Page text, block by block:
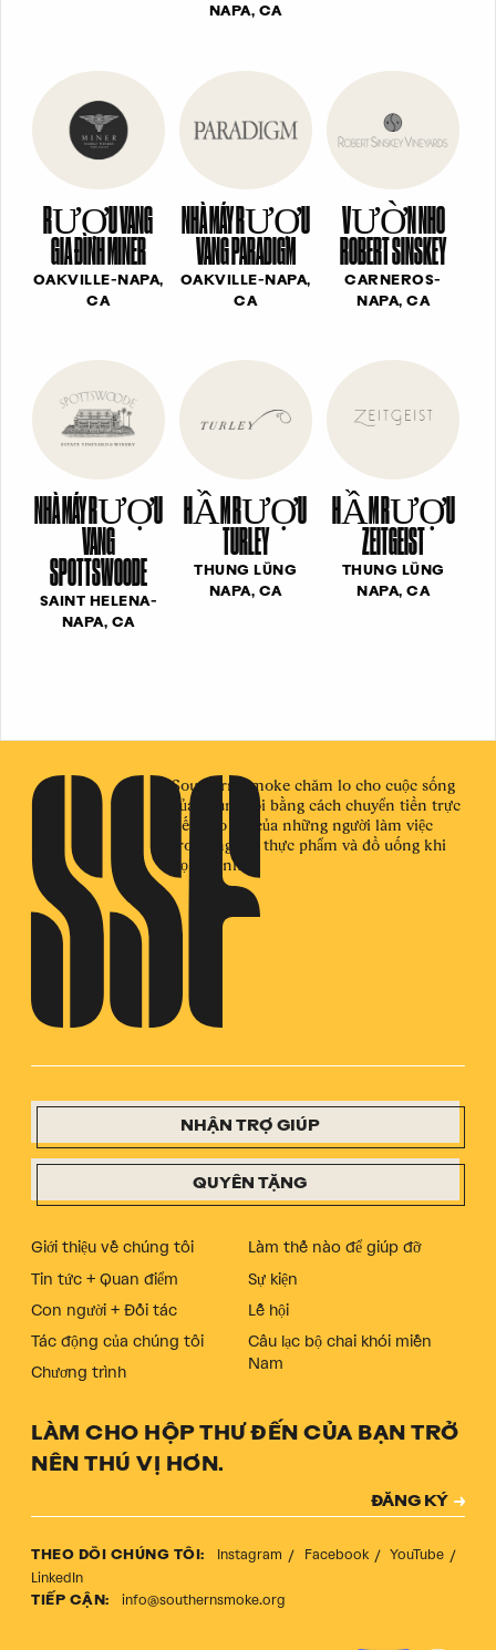
NAPA, CA
RƯỢU VANG
GIA ĐÌNH MINER
OAKVILLE-NAPA,
CA
NHÀ MÁY RƯỢU
VANG PARADIGM
OAKVILLE-NAPA,
CA
VƯỜN NHO
ROBERT SINSKEY
CARNEROS-
NAPA, CA
NHÀ MÁY RƯỢU
VANG
SPOTTSWOODE
SAINT HELENA-
NAPA, CA
HẦM RƯỢU
TURLEY
THUNG LŨNG
NAPA, CA
HẦM RƯỢU
ZEITGEIST
THUNG LŨNG
NAPA, CA
Southern Smoke chăm lo cho cuộc sống
của chúng tôi bằng cách chuyển tiền trực
tiếp vào túi của những người làm việc
trong ngành thực phẩm và đồ uống khi
họ cần nhất.
NHẬN TRỢ GIÚP
QUYÊN TẶNG
Giới thiệu về chúng tôi
Tin tức + Quan điểm
Con người + Đối tác
Tác động của chúng tôi
Chương trình
Làm thế nào để giúp đỡ
Sự kiện
Lễ hội
Câu lạc bộ chai khói miền
Nam
LÀM CHO HỘP THƯ ĐẾN CỦA BẠN TRỞ
NÊN THÚ VỊ HƠN.
ĐĂNG KÝ
THEO DÕI CHÚNG TÔI: Instagram Facebook
YouTube
LinkedIn
TIẾP CẬN: info@southernsmoke.org